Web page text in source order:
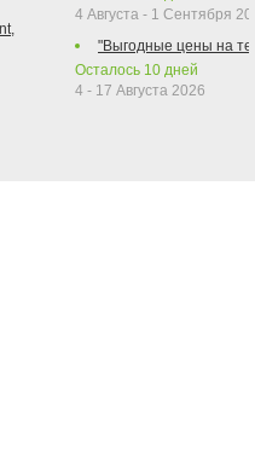
4 Августа - 1 Сентября
"Выгодные цены на
Осталось 10 дней
4 - 17 Августа 2026